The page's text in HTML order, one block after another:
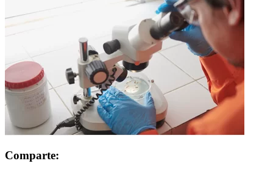
Comparte: